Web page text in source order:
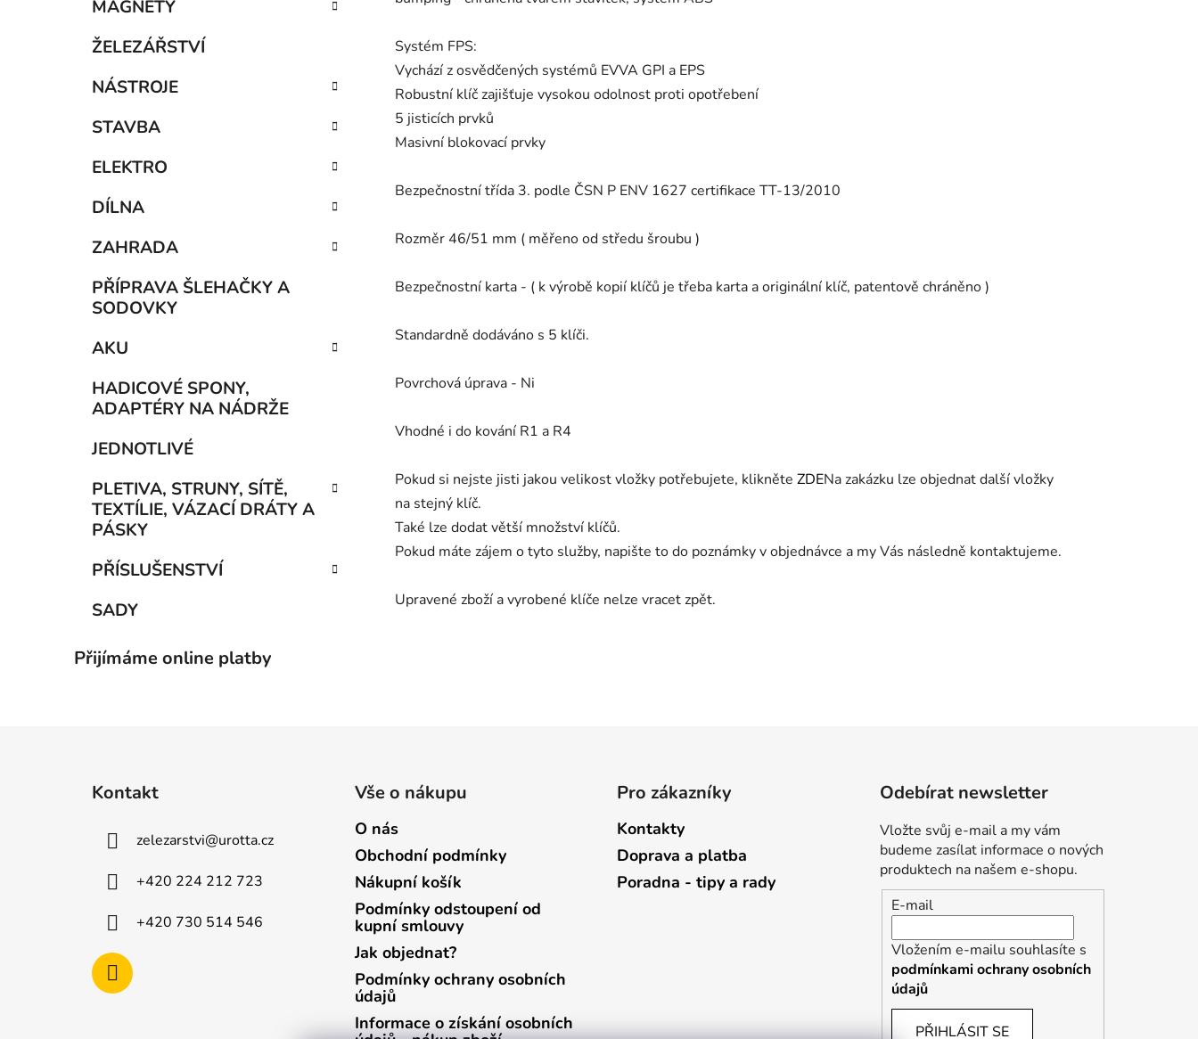
MAGNETY
ŽELEZÁŘSTVÍ
NÁSTROJE
STAVBA
ELEKTRO
DÍLNA
ZAHRADA
PŘÍPRAVA ŠLEHAČKY A
SODOVKY
AKU
HADICOVÉ SPONY,
ADAPTÉRY NA NÁDRŽE
JEDNOTLIVÉ
PLETIVA, STRUNY, SÍTĚ,
TEXTÍLIE, VÁZACÍ DRÁTY A
PÁSKY
PŘÍSLUŠENSTVÍ
SADY
Přijímáme online platby
Systém FPS:
Vychází z osvědčených systémů EVVA GPI a EPS
Robustní klíč zajišťuje vysokou odolnost proti opotřebení
5 jisticích prvků
Masivní blokovací prvky
Bezpečnostní třída 3. podle ČSN P ENV 1627 certifikace TT-13/2010
Rozměr 46/51 mm ( měřeno od středu šroubu )
Bezpečnostní karta - ( k výrobě kopií klíčů je třeba karta a originální klíč, patentově chráněno )
Standardně dodáváno s 5 klíči.
Povrchová úprava - Ni
Vhodné i do kování R1 a R4
Pokud si nejste jisti jakou velikost vložky potřebujete, klikněte ZDENa zakázku lze objednat další vložky
na stejný klíč.
Také lze dodat větší množství klíčů.
Pokud máte zájem o tyto služby, napište to do poznámky v objednávce a my Vás následně kontaktujeme.
Upravené zboží a vyrobené klíče nelze vracet zpět.
Kontakt
zelezarstvi@urotta.cz
+420 224 212 723
+420 730 514 546
Vše o nákupu
O nás
Obchodní podmínky
Nákupní košík
Podmínky odstoupení od
kupní smlouvy
Jak objednat?
Podmínky ochrany osobních
údajů
Informace o získání osobních
Pro zákazníky
Kontakty
Doprava a platba
Poradna - tipy a rady
Odebírat newsletter
Vložte svůj e-mail a my vám
budeme zasílat informace o nových
produktech na našem e-shopu.
E-mail
Vložením e-mailu souhlasíte s
podmínkami ochrany osobních
údajů
PŘIHLÁSIT SE